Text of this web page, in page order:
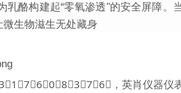
酪构建起“零氧渗透"的安全屏障。
生物滋生无处藏身
，英肖仪器仪